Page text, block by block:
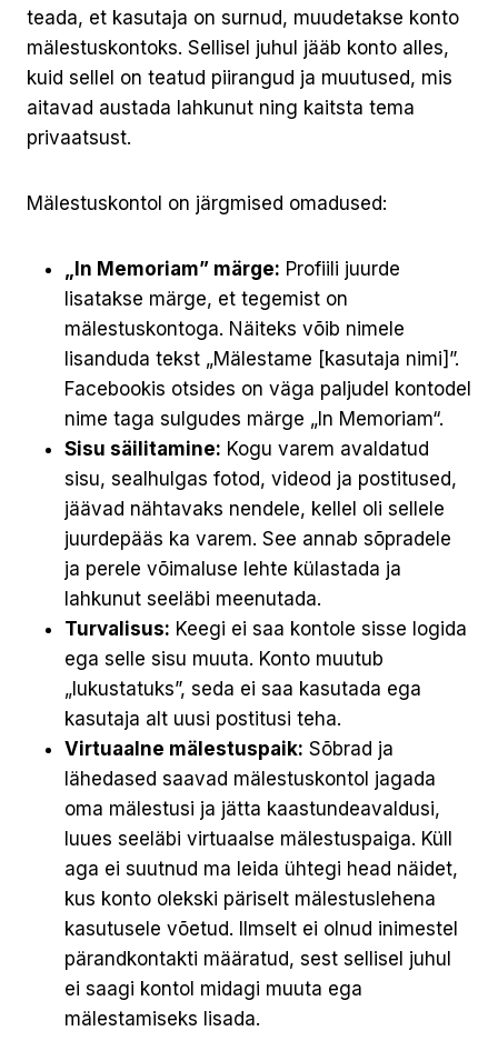
teada, et kasutaja on surnud, muudetakse konto
mälestuskontoks. Sellisel juhul jääb konto alles,
kuid sellel on teatud piirangud ja muutused, mis
aitavad austada lahkunut ning kaitsta tema
privaatsust.
Mälestuskontol on järgmised omadused:
„In Memoriam” märge: Profiili juurde
lisatakse märge, et tegemist on
mälestuskontoga. Näiteks võib nimele
lisanduda tekst „Mälestame [kasutaja nimi]”.
Facebookis otsides on väga paljudel kontodel
nime taga sulgudes märge „In Memoriam“.
Sisu säilitamine: Kogu varem avaldatud
sisu, sealhulgas fotod, videod ja postitused,
jäävad nähtavaks nendele, kellel oli sellele
juurdepääs ka varem. See annab sõpradele
ja perele võimaluse lehte külastada ja
lahkunut seeläbi meenutada.
Turvalisus: Keegi ei saa kontole sisse logida
ega selle sisu muuta. Konto muutub
„lukustatuks”, seda ei saa kasutada ega
kasutaja alt uusi postitusi teha.
Virtuaalne mälestuspaik: Sõbrad ja
lähedased saavad mälestuskontol jagada
oma mälestusi ja jätta kaastundeavaldusi,
luues seeläbi virtuaalse mälestuspaiga. Küll
aga ei suutnud ma leida ühtegi head näidet,
kus konto olekski päriselt mälestuslehena
kasutusele võetud. Ilmselt ei olnud inimestel
pärandkontakti määratud, sest sellisel juhul
ei saagi kontol midagi muuta ega
mälestamiseks lisada.